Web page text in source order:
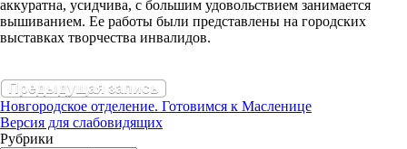
аккуратна, усидчива, с большим удовольствием занимается
вышиванием. Ее работы были представлены на городских
выставках творчества инвалидов.
Предыдущая запись
Новгородское отделение. Готовимся к Масленице
Версия для слабовидящих
Рубрики